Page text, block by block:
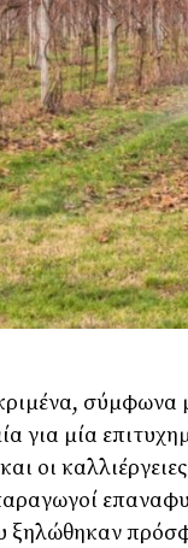
σύμφωνα
για μία
οι
ξηλώθηκαν